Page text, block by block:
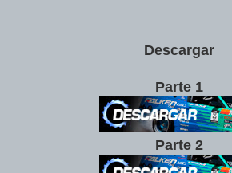
Descargar
Parte 1
Parte 2